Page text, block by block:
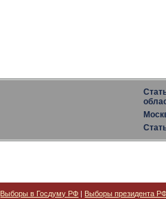
Выборы в Госдуму РФ | Выборы президента